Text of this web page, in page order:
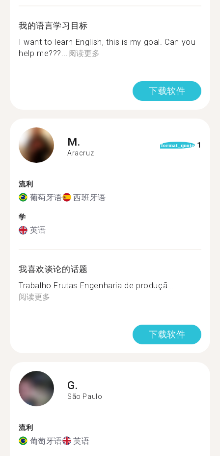
我的语言学习目标
I want to learn English, this is my goal. Can you
help me???...阅读更多
下载软件
M.
Aracruz
format_quote 1
流利
葡萄牙语 西班牙语
学
英语
我喜欢谈论的话题
Trabalho Frutas Engenharia de produçã...
阅读更多
下载软件
G.
São Paulo
流利
葡萄牙语 英语